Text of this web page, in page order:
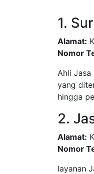
1.
Alamat:
Nomor
Ahli Jasa
yang
hingga
2.
Alamat:
Nomor
layanan